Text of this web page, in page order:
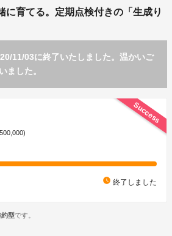
に育てる。定期点検付きの「生成り
11/03に終了いたしました。温かいご
ました。
Success
watch_later 終了しました
約型です。